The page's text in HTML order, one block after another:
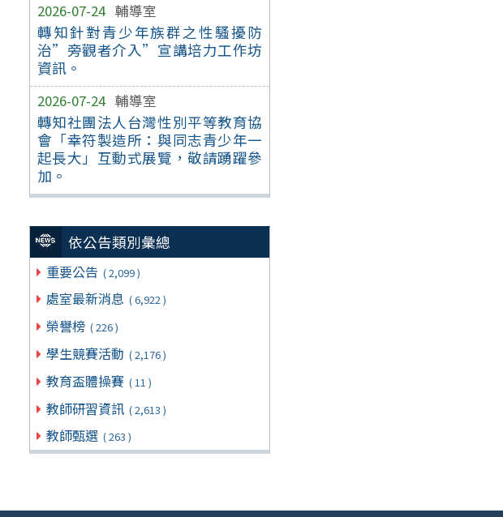
2026-07-24 輔導室
轉知針對青少年族群之性騷擾防
治”旁觀者介入”宣講培力工作坊
資訊。
2026-07-24 輔導室
轉知社團法人台灣性別平等教育協
會「幸符製造所：與同志青少年一
起長大」互動式展覽，敬請踴躍參
加。
依公告類別彙總
重要公告 ( 2,099 )
處室最新消息 ( 6,922 )
榮譽榜 ( 226 )
學生競賽活動 ( 2,176 )
教育盃體操賽 ( 11 )
教師研習資訊 ( 2,613 )
教師甄選 ( 263 )